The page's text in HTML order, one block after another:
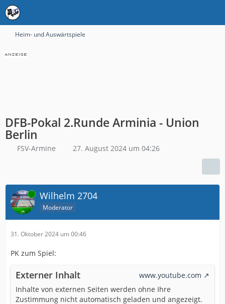
Heim- und Auswärtspiele
DFB-Pokal 2.Runde Arminia - Union
Berlin
FSV-Armine 27. August 2024 um 04:26
Online Wilhelm 2704
Moderator
31. Oktober 2024 um 00:46
PK zum Spiel:
Externer Inhalt
www.youtube.com
Inhalte von externen Seiten werden ohne Ihre
Zustimmung nicht automatisch geladen und angezeigt.